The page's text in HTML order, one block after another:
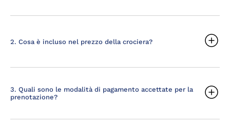
2. Cosa è incluso nel prezzo della crociera?
3. Quali sono le modalità di pagamento accettate per la
prenotazione?